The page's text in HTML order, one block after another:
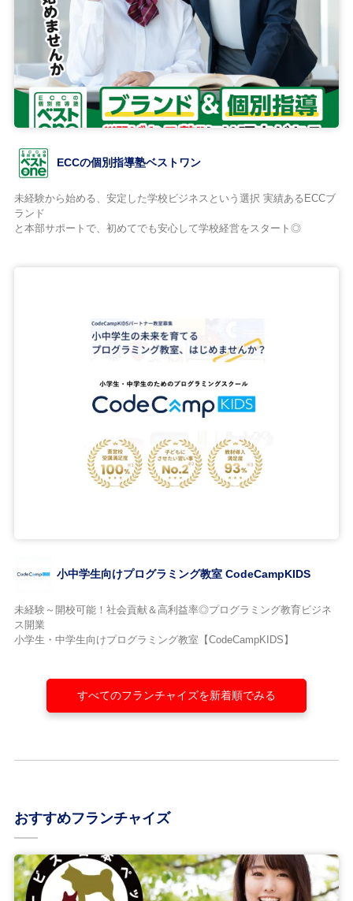
ECCの個別指導塾ベストワン
未経験から始める、安定した学校ビジネスという選択 実績あるECCブ
ランド
と本部サポートで、初めてでも安心して学校経営をスタート◎
小中学生向けプログラミング教室 CodeCampKIDS
未経験～開校可能！社会貢献＆高利益率◎プログラミング教育ビジネ
ス開業
小学生・中学生向けプログラミング教室【CodeCampKIDS】
すべてのフランチャイズを新着順でみる
おすすめフランチャイズ